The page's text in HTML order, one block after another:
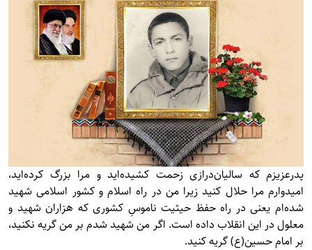
پدرعزيزم كه ساليان‌درازی زحمت كشيده‌ايد و مرا بزرگ كرده‌ايد،
اميدوارم مرا حلال كنيد زيرا من در راه اسلام و كشور اسلامی شهيد
شده‌ام يعنى در راه حفظ حيثيت ناموسِ كشوری كه هزاران شهيد و
معلول در اين انقلاب داده است. اگر من شهيد شدم بر من گريه نكنيد،
بر امام حسين(ع) گريه كنيد.